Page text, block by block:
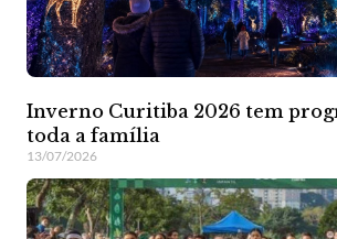
Inverno Curitiba 2026 tem
toda a família
13/07/2026